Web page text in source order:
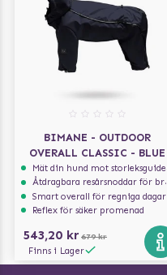
BIMANE - OUTDOOR
OVERALL CLASSIC - BLUE
Mät din hund mot storleksguiden för att få rätt storlek
Åtdragbara resårsnoddar för bra passform
Smart overall för regniga dagar
Reflex för säker promenad
543,20 kr 679 kr
Finns i Lager